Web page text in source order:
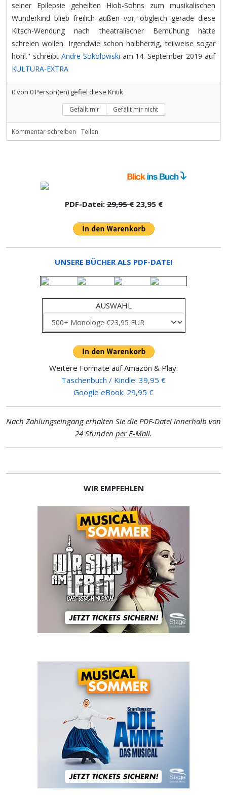
seiner Epilepsie geheilten Hiob-Sohns zum musikalischen
Wunderkind blieb freilich außen vor; obgleich gerade diese
Kitsch-Wendung nach theatralischer Bemühung hätte
schreien wollen. Irgendwie schon halbherzig, teilweise sogar
hohl.'' schreibt Andre Sokolowski am 14. September 2019 auf
KULTURA-EXTRA
0von 0Person(en) gefiel diese Kritik
Gefällt mir Gefällt mir nicht
Kommentar schreiben Teilen
PDF-Datei:29,95 €23,95 €
UNSERE BÜCHER ALS PDF-DATEI
AUSWAHL
Weitere Formate auf Amazon & Play:
Taschenbuch / Kindle: 39,95 €
Google eBook: 29,95 €
Nach Zahlungseingang erhalten Sie die PDF-Datei innerhalb von
24 Stunden per E-Mail.
WIR EMPFEHLEN